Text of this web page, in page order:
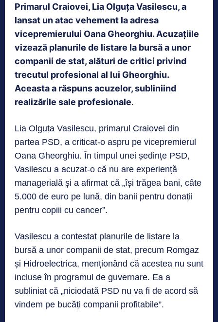
Primarul Craiovei, Lia Olguța Vasilescu, a
lansat un atac vehement la adresa
vicepremierului Oana Gheorghiu. Acuzațiile
vizează planurile de listare la bursă a unor
companii de stat, alături de critici privind
trecutul profesional al lui Gheorghiu.
Aceasta a răspuns acuzelor, subliniind
realizările sale profesionale.
Lia Olguța Vasilescu, primarul Craiovei din
partea PSD, a criticat-o aspru pe vicepremierul
Oana Gheorghiu. În timpul unei ședințe PSD,
Vasilescu a acuzat-o că nu are experiență
managerială și a afirmat că „își trăgea bani, câte
5.000 de euro pe lună, din banii pentru donații
pentru copiii cu cancer”.
Vasilescu a contestat planurile de listare la
bursă a unor companii de stat, precum Romgaz
și Hidroelectrica, menționând că acestea nu sunt
incluse în programul de guvernare. Ea a
subliniat că „niciodată PSD nu va fi de acord să
vindem pe bucăți companii profitabile”.